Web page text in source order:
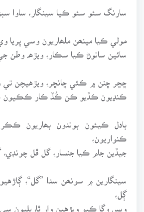
سارنگ سئو سئو ڪيا سينگار، ساوا
مولي ڪيا مينھن ملھاريون وسي ڀريا
سائين سانوڻ ڪيا سڪار، ويڙھہ وطن
ڇڇر ڇنن ۾ ڪئي ڇانڇر، ويڙهيچن تي
ڪنڍيون ڪڏيو ڪن ڪُڏ ڪار ڪڪيون
بادل ڪيئون بوندون بھاريون
ڪنواريون،
جيڏين جام ڪيا جنسار، گل ڦل چونڊي،
سينگارين ۾ سونھن سدا ”گل“،
ڳل،
ويس وڳا ڪيو ويڙهين وار ٿاريليون